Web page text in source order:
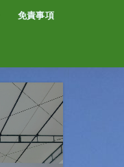
免責事項